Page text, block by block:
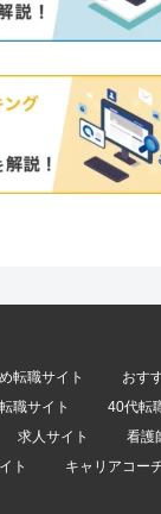
転職サイト
おす
職サイト 40代転
求人サイト 看護
ト
キャリアコー